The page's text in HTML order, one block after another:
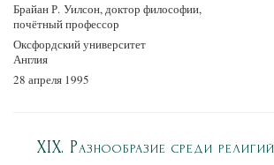
Брайан Р. Уилсон, доктор философии,
почётный профессор
Оксфордский университет
Англия
28 апреля 1995
XIX. Разнообразие среди